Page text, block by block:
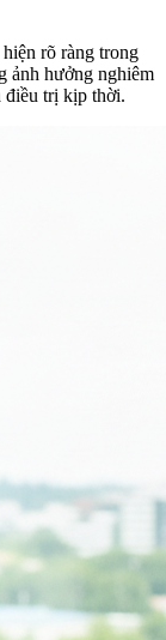
rõ ràng trong
ảnh hưởng nghiêm
điều trị kịp thời.